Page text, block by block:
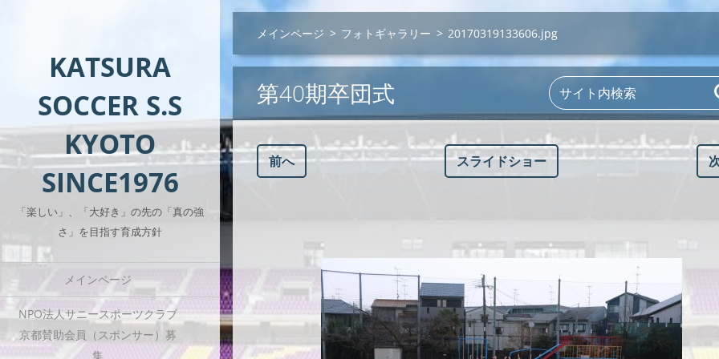
KATSURA
SOCCER S.S
KYOTO
SINCE1976
「楽しい」、「大好き」の先の「真の強
さ」を目指す育成方針
メインページ
NPO法人サニースポーツクラブ
京都賛助会員（スポンサー）募
集
メインページ > フォトギャラリー > 20170319133606.jpg
第40期卒団式
前へ スライドショー